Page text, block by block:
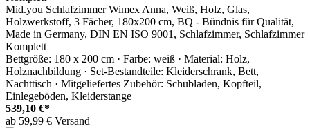
Mid.you Schlafzimmer Wimex Anna, Weiß, Holz, Glas,
Holzwerkstoff, 3 Fächer, 180x200 cm, BQ - Bündnis für Qualität,
Made in Germany, DIN EN ISO 9001, Schlafzimmer, Schlafzimmer
Komplett
Bettgröße: 180 x 200 cm · Farbe: weiß · Material: Holz,
Holznachbildung · Set-Bestandteile: Kleiderschrank, Bett,
Nachttisch · Mitgeliefertes Zubehör: Schubladen, Kopfteil,
Einlegeböden, Kleiderstange
539,10 €*
ab 59,99 € Versand